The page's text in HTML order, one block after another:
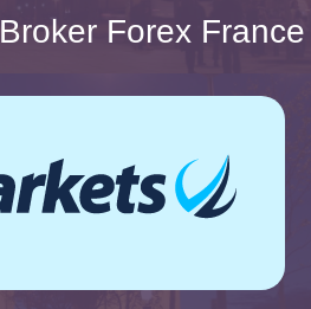
Broker Forex France